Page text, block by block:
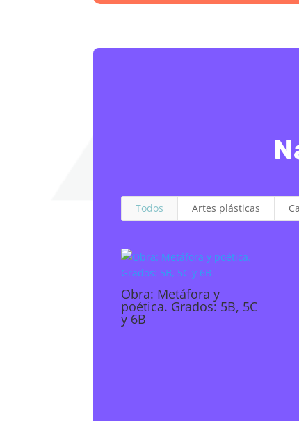
Todos Artes plásticas
Obra: Metáfora y
poética. Grados: 5B, 5C
y 6B